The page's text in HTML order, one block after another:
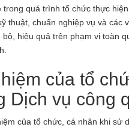
trong quá trình tổ chức thực
thuật, chuẩn nghiệp vụ và các
hiệu quả trên phạm vi toàn
của tổ
Dịch vụ công
của tổ chức, cá nhân khi sử